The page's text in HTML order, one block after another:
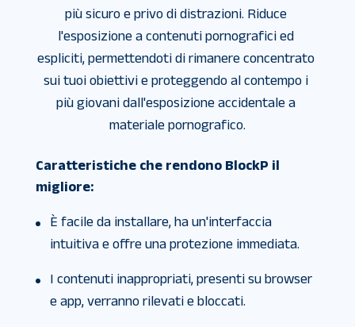
più sicuro e privo di distrazioni. Riduce
l'esposizione a contenuti pornografici ed
espliciti, permettendoti di rimanere concentrato
sui tuoi obiettivi e proteggendo al contempo i
più giovani dall'esposizione accidentale a
materiale pornografico.
Caratteristiche che rendono BlockP il
migliore:
È facile da installare, ha un'interfaccia
intuitiva e offre una protezione immediata.
I contenuti inappropriati, presenti su browser
e app, verranno rilevati e bloccati.